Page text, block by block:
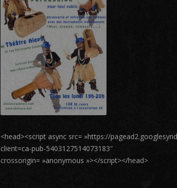
<head><script async src= »https://
client=ca-pub-5403127514073183″
crossorigin= »anonymous »></script></head>